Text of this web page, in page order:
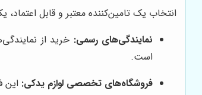
انتخاب یک تامین‌کننده معتبر و قابل
نمایندگی‌های رسمی: خرید از
است.
فروشگاه‌های تخصصی لوازم یدکی: این